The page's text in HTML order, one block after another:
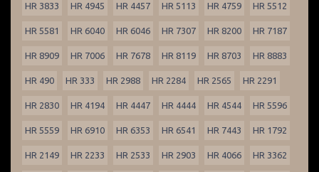
HR 3833 HR 4945 HR 4457 HR 5113 HR 4759 HR 5512
HR 5581 HR 6040 HR 6046 HR 7307 HR 8200 HR 7187
HR 8909 HR 7006 HR 7678 HR 8119 HR 8703 HR 8883
HR 490 HR 333 HR 2988 HR 2284 HR 2565 HR 2291
HR 2830 HR 4194 HR 4447 HR 4444 HR 4544 HR 5596
HR 5559 HR 6910 HR 6353 HR 6541 HR 7443 HR 1792
HR 2149 HR 2233 HR 2533 HR 2903 HR 4066 HR 3362